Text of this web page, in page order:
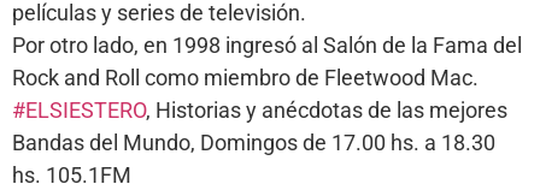
películas y series de televisión.
Por otro lado, en 1998 ingresó al Salón de la Fama del
Rock and Roll como miembro de Fleetwood Mac.
#ELSIESTERO, Historias y anécdotas de las mejores
Bandas del Mundo, Domingos de 17.00 hs. a 18.30
hs. 105.1FM